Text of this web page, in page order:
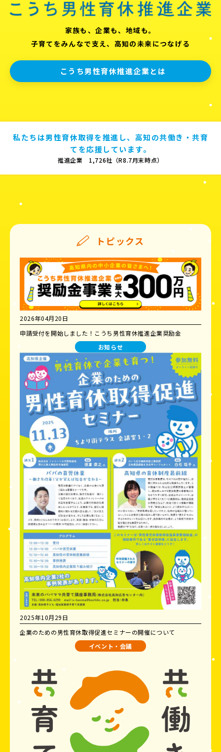
家族も、企業も、地域も。
子育てをみんなで支え、高知の未来につなげる
こうち男性育休推進企業とは
私たちは男性育休取得を推進し、高知の共働き・共育
てを応援しています。
推進企業 1,726社（R8.7月末時点）
トピックス
2026年04月20日
申請受付を開始しました！こうち男性育休推進企業奨励金
お知らせ
2025年10月29日
企業のための男性育休取得促進セミナーの開催について
イベント・会議